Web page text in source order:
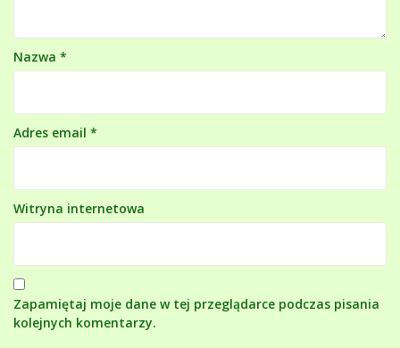
Nazwa *
Adres email *
Witryna internetowa
Zapamiętaj moje dane w tej przeglądarce podczas pisania
kolejnych komentarzy.